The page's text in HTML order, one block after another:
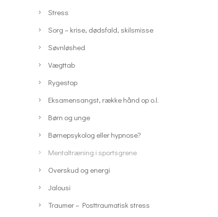
Stress
Sorg – krise, dødsfald, skilsmisse
Søvnløshed
Vægttab
Rygestop
Eksamensangst, række hånd op o.l.
Børn og unge
Børnepsykolog eller hypnose?
Mentaltræning i sportsgrene
Overskud og energi
Jalousi
Traumer – Posttraumatisk stress